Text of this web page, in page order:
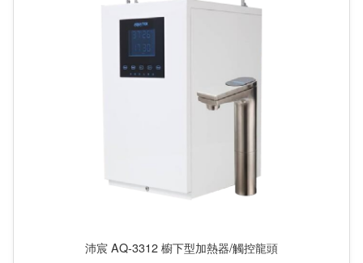
沛宸 AQ-3312 櫥下型加熱器/觸控龍頭